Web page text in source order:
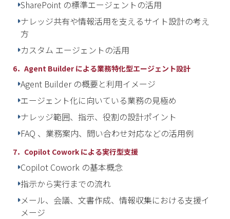
SharePoint の標準エージェントの活用
ナレッジ共有や情報活用を支えるサイト設計の考え
方
カスタム エージェントの活用
6．Agent Builder による業務特化型エージェント設計
Agent Builder の概要と利用イメージ
エージェント化に向いている業務の見極め
ナレッジ範囲、指示、役割の設計ポイント
FAQ 、業務案内、問い合わせ対応などの活用例
7．Copilot Cowork による実行型支援
Copilot Cowork の基本概念
指示から実行までの流れ
メール、会議、文書作成、情報収集における支援イ
メージ